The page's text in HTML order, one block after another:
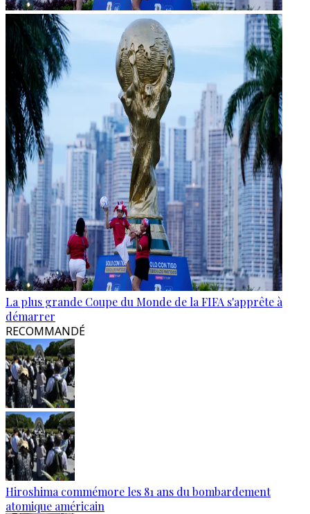
La plus grande Coupe du Monde de la FIFA s'apprête à
démarrer
RECOMMANDÉ
Hiroshima commémore les 81 ans du bombardement
atomique américain